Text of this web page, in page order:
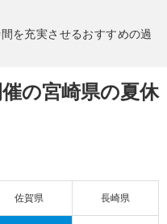
を充実させるおすすめの過
の宮崎県の夏休
佐賀県 長崎県